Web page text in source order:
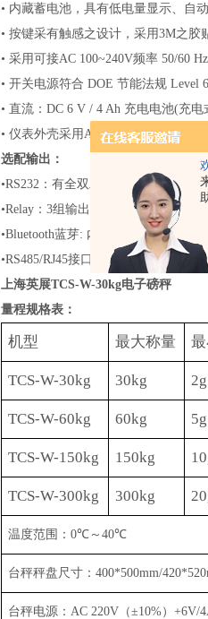
• 内藏蓄电池，具有低电量显示、自
• 按键采有触感之设计，采用3M之胶
• 采用可接AC 100~240V频率 50/60
• 开关电源符合 DOE 节能法规 Level
• 直流： DC 6 V / 4 Ah 充电电池(充电
• 仪表外壳采用ABS塑钢材质，使用寿
选配输出：
•RS232：有全双工功能,可轻易读取
•Relay：3组输出界面
•Bluetooth蓝芽: 内置天线10m,外置天线
•RS485/RJ45接口
上海英展TCS-W-30kg电子磅秤
量程规格表：
机型 最大称量
TCS-W-30kg 30kg 2g
TCS-W-60kg 60kg 5g
TCS-W-150kg 150kg
TCS-W-300kg 300kg
温度范围： 0℃ ～ 40℃
台秤秤盘尺寸： 400*500mm/420*52
台秤电源： AC 220V （±10%） +6V/